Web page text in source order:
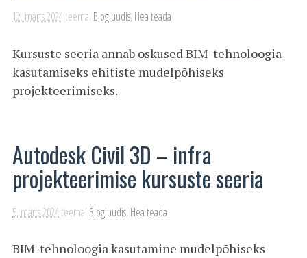
12. märts 2024teemal Blogiuudis, Hea teada
Kursuste seeria annab oskused BIM-tehnoloogia
kasutamiseks ehitiste mudelpõhiseks
projekteerimiseks.
Autodesk Civil 3D – infra
projekteerimise kursuste seeria
5. märts 2024teemal Blogiuudis, Hea teada
BIM-tehnoloogia kasutamine mudelpõhiseks